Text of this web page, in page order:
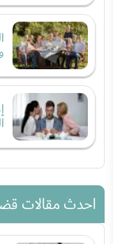
احدث مقالات